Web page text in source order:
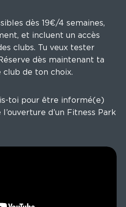
dès 19€/4 semaines,
et incluent un accès
clubs. Tu veux tester
dès maintenant ta
club de ton choix.
toi pour être informé(e)
d’un Fitness Park